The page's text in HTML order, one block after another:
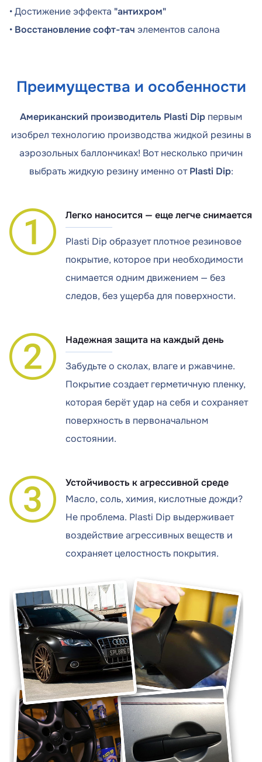
• Достижение эффекта "антихром"
• Восстановление софт-тач элементов салона
Преимущества и особенности
Американский производитель Plasti Dip первым
изобрел технологию производства жидкой резины в
аэрозольных баллончиках! Вот несколько причин
выбрать жидкую резину именно отPlasti Dip:
Легко наносится — еще легче снимается
Plasti Dip образует плотное резиновое
покрытие, которое при необходимости
снимается одним движением — без
следов, без ущерба для поверхности.
Надежная защита на каждый день
Забудьте о сколах, влаге и ржавчине.
Покрытие создает герметичную пленку,
которая берёт удар на себя и сохраняет
поверхность в первоначальном
состоянии.
Устойчивость к агрессивной среде
Масло, соль, химия, кислотные дожди?
Не проблема. Plasti Dip выдерживает
воздействие агрессивных веществ и
сохраняет целостность покрытия.